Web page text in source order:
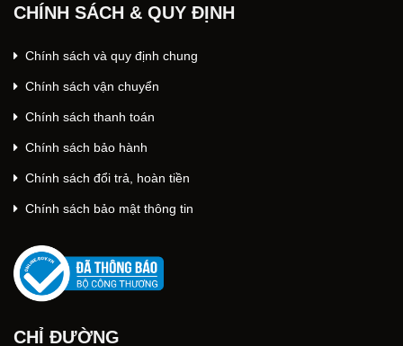
CHÍNH SÁCH & QUY ĐỊNH
Chính sách và quy định chung
Chính sách vận chuyển
Chính sách thanh toán
Chính sách bảo hành
Chính sách đổi trả, hoàn tiền
Chính sách bảo mật thông tin
CHỈ ĐƯỜNG